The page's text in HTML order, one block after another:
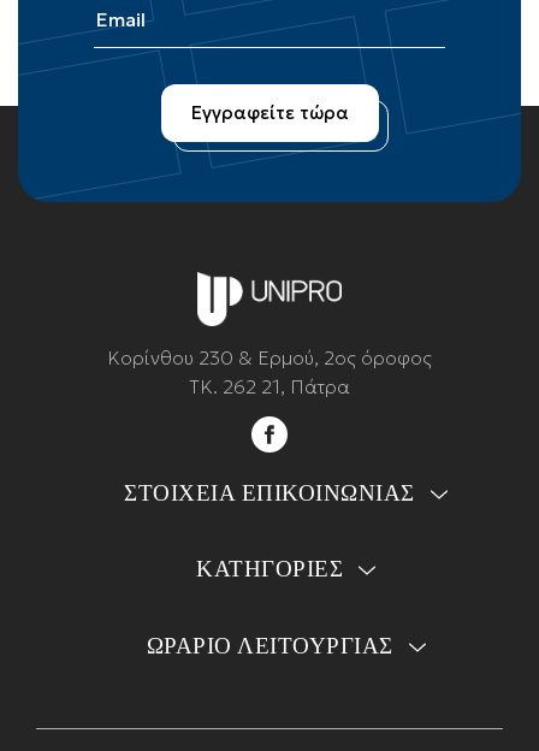
Κορίνθου 230 & Ερμού, 2ος όροφος
ΤΚ. 262 21, Πάτρα
ΣΤΟΙΧΕΙΑ ΕΠΙΚΟΙΝΩΝΙΑΣ
ΚΑΤΗΓΟΡΙΕΣ
ΩΡΑΡΙΟ ΛΕΙΤΟΥΡΓΙΑΣ